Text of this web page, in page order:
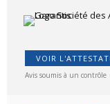
VOIR
Avis soumis à un contrôle